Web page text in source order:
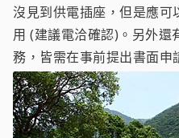
沒見到供電插座，但是應
用 (建議電洽確認)。另外還
務，皆需在事前提出書面申